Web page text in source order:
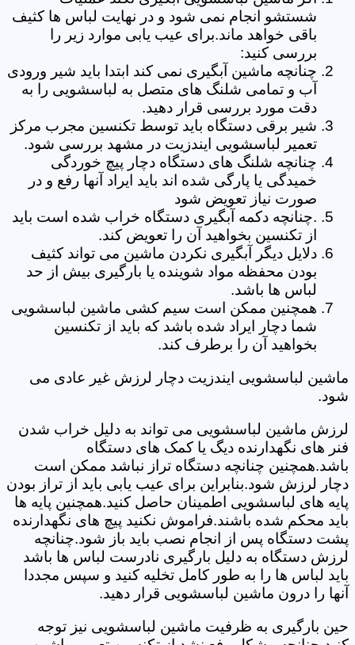
شستشو انجام نمی شود و در نهایت لباس ها کثیف
باقی خواهد ماند.برای عیب یابی موارد زیر را
بررسی کنید:
چنانچه ماشین آبگیری نمی کند ابتدا باید شیر ورودی
آب و تمامی شلنگ های متصل به لباسشویی را به
دقت مورد بررسی قرار دهید.
شیر برقی دستگاه باید توسط تکنسین مجرب مرکز
تعمیر لباسشویی ایندزیت در مشهد بررسی شود.
چنانچه شلنگ های دستگاه دچار پیچ خوردگی
خمیدگی یا پارگی شده اند باید ایراد آنها رفع و در
صورت نیاز تعویض شود
.چنانچه دکمه آبگیری دستگاه خراب شده است باید
از تکنسین بخواهید آن را تعویض کند.
دلایل دیگر آبگیری نکردن ماشین می تواند کثیف
بودن محفظه مواد شوینده یا بارگیری بیش از حد
لباس ها باشد.
همچنین ممکن است سیم کشی ماشین لباسشویی
شما دچار ایراد شده باشد که باید از تکنسین
بخواهید آن را برطرف کند.
ماشین لباسشویی ایندزیت دچار لرزش غیر عادی می
شود.
لرزش ماشین لباسشویی می تواند به دلیل خراب شدن
فنر های نگهدارنده دیگ یا کمک های دستگاه
باشد.همچنین چنانچه دستگاه تراز نباشد ممکن است
دچار لرزش شود.بنابراین برای عیب یابی باید از تراز بودن
پایه های لباسشویی اطمینان حاصل کنید.همچنین پایه ها
باید محکم شده باشند.فراموش نکنید پیچ های نگهدارنده
پشت دستگاه پس از انجام نصب باید باز شود.چنانچه
لرزش دستگاه به دلیل بارگیری نادرست لباس ها باشد
باید لباس ها را به طور کامل تخلیه کنید و سپس مجددا
آنها را درون ماشین لباسشویی قرار دهید.
حین بارگیری به ظرفیت ماشین لباسشویی نیز توجه